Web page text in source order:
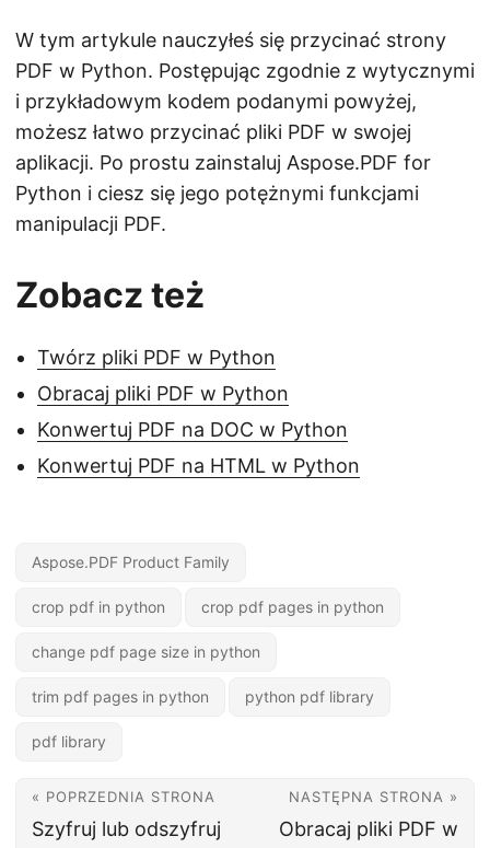
W tym artykule nauczyłeś się przycinać strony
PDF w Python. Postępując zgodnie z wytycznymi
i przykładowym kodem podanymi powyżej,
możesz łatwo przycinać pliki PDF w swojej
aplikacji. Po prostu zainstaluj Aspose.PDF for
Python i ciesz się jego potężnymi funkcjami
manipulacji PDF.
Zobacz też
Twórz pliki PDF w Python
Obracaj pliki PDF w Python
Konwertuj PDF na DOC w Python
Konwertuj PDF na HTML w Python
Aspose.PDF Product Family
crop pdf in python crop pdf pages in python
change pdf page size in python
trim pdf pages in python python pdf library
pdf library
« POPRZEDNIA STRONA
Szyfruj lub odszyfruj
NASTĘPNA STRONA »
Obracaj pliki PDF w